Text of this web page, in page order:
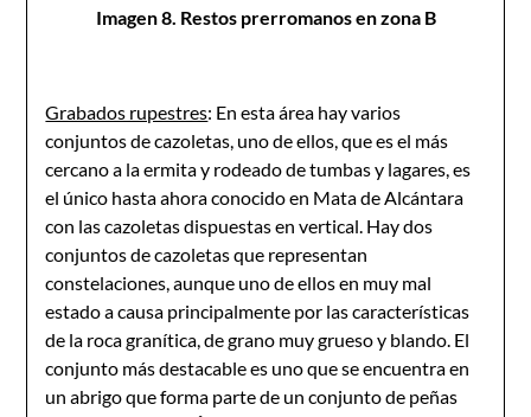
Imagen 8. Restos prerromanos en zona B
Grabados rupestres: En esta área hay varios
conjuntos de cazoletas, uno de ellos, que es el más
cercano a la ermita y rodeado de tumbas y lagares, es
el único hasta ahora conocido en Mata de Alcántara
con las cazoletas dispuestas en vertical. Hay dos
conjuntos de cazoletas que representan
constelaciones, aunque uno de ellos en muy mal
estado a causa principalmente por las características
de la roca granítica, de grano muy grueso y blando. El
conjunto más destacable es uno que se encuentra en
un abrigo que forma parte de un conjunto de peñas